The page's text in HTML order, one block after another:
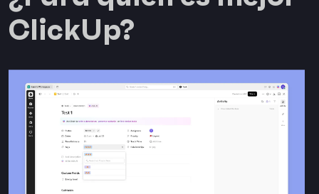
ClickUp?